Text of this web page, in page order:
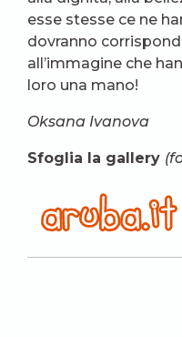
esse stesse ce ne
dovranno
all’immagine che
loro una mano!
Oksana Ivanova
Sfoglia la gallery